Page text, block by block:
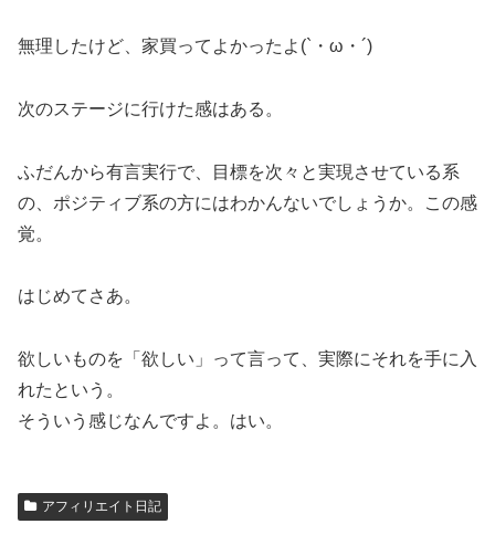
無理したけど、家買ってよかったよ(`・ω・´)
次のステージに行けた感はある。
ふだんから有言実行で、目標を次々と実現させている系
の、ポジティブ系の方にはわかんないでしょうか。この感
覚。
はじめてさあ。
欲しいものを「欲しい」って言って、実際にそれを手に入
れたという。
そういう感じなんですよ。はい。
アフィリエイト日記